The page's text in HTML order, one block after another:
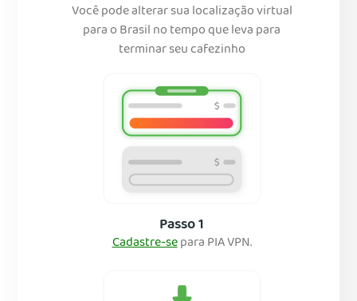
Você pode alterar sua localização virtual
para o Brasil no tempo que leva para
terminar seu cafezinho
Passo 1
Cadastre-separa PIA VPN.